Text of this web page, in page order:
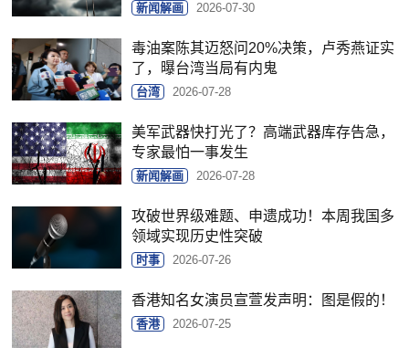
新闻解画 2026-07-30
毒油案陈其迈怒问20%决策，卢秀燕证实
了，曝台湾当局有内鬼
台湾 2026-07-28
美军武器快打光了？高端武器库存告急，
专家最怕一事发生
新闻解画 2026-07-28
攻破世界级难题、申遗成功！本周我国多
领域实现历史性突破
时事 2026-07-26
香港知名女演员宣萱发声明：图是假的！
香港 2026-07-25